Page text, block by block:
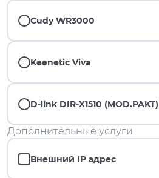
Cudy WR3000
Keenetic Viva
D-link DIR-X1510 (MOD.PAKT)
Дополнительные услуги
Внешний IP адрес